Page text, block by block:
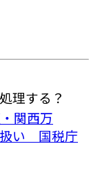
理する？
関西万
扱い 国税庁